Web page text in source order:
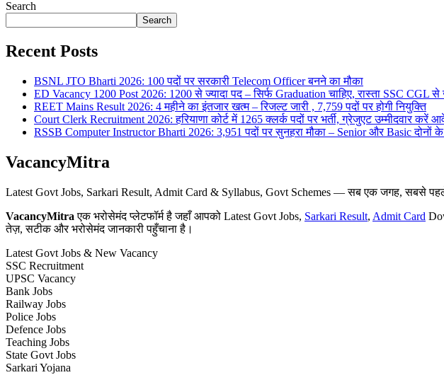
Search
Search
Recent Posts
BSNL JTO Bharti 2026: 100 पदों पर सरकारी Telecom Officer बनने का मौका
ED Vacancy 1200 Post 2026: 1200 से ज्यादा पद – सिर्फ Graduation चाहिए, रास्ता SSC CGL से
REET Mains Result 2026: 4 महीने का इंतजार खत्म – रिजल्ट जारी , 7,759 पदों पर होगी नियुक्ति
Court Clerk Recruitment 2026: हरियाणा कोर्ट में 1265 क्लर्क पदों पर भर्ती, ग्रेजुएट उम्मीदवार करें
RSSB Computer Instructor Bharti 2026: 3,951 पदों पर सुनहरा मौका – Senior और Basic दोनों के
VacancyMitra
Latest Govt Jobs, Sarkari Result, Admit Card & Syllabus, Govt Schemes — सब एक जगह, सबसे
VacancyMitra एक भरोसेमंद प्लेटफॉर्म है जहाँ आपको Latest Govt Jobs, Sarkari Result, Admit Card
तेज़, सटीक और भरोसेमंद जानकारी पहुँचाना है।
Latest Govt Jobs & New Vacancy
SSC Recruitment
UPSC Vacancy
Bank Jobs
Railway Jobs
Police Jobs
Defence Jobs
Teaching Jobs
State Govt Jobs
Sarkari Yojana